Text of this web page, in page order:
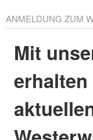
ANMELDUNG ZUM
Mit